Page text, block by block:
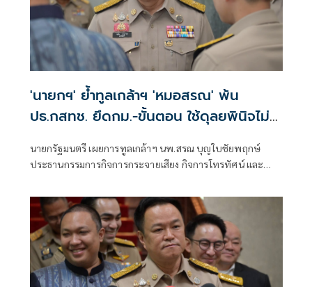
'นายกฯ' ย้ำทูลเกล้าฯ 'หมอสรณ' พ้น
ปธ.กสทช. ยึดกม.-ขั้นตอน ใช้ดุลยพินิจไม่
นายกรัฐมนตรี เผยการทูลเกล้าฯ นพ.สรณ บุญใบชัยพฤกษ์
ประธานกรรมการกิจการกระจายเสียง กิจการโทรทัศน์ และ